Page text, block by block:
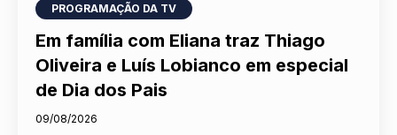
PROGRAMAÇÃO DA TV
Em família com Eliana traz Thiago
Oliveira e Luís Lobianco em especial
de Dia dos Pais
09/08/2026